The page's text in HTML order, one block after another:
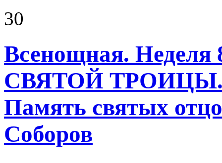
30
Всенощная.
СВЯТОЙ
Память святых
Соборов